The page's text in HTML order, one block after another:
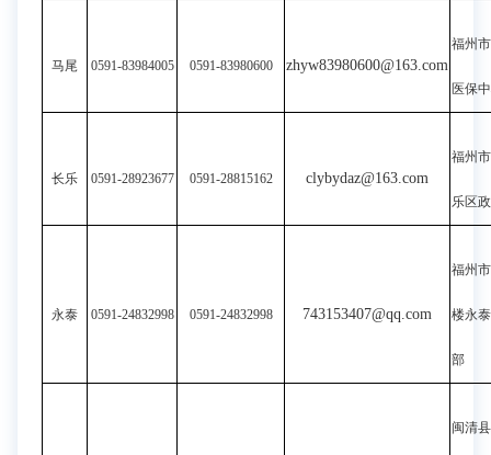
马尾 0591-83984005 0591-83980600 zhyw83980600@163.com
福州
医保
长乐 0591-28923677 0591-28815162 clybydaz@163.com
福州
乐区
永泰 0591-24832998 0591-24832998 743153407@qq.com
福州
楼永
部
闽清